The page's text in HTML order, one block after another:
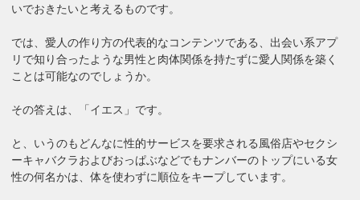
いでおきたいと考えるものです。
では、愛人の作り方の代表的なコンテンツである、出会い系アプ
リで知り合ったような男性と肉体関係を持たずに愛人関係を築く
ことは可能なのでしょうか。
その答えは、「イエス」です。
と、いうのもどんなに性的サービスを要求される風俗店やセクシ
ーキャバクラおよびおっぱぶなどでもナンバーのトップにいる女
性の何名かは、体を使わずに順位をキープしています。